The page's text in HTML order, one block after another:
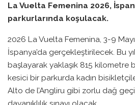
La Vuelta Femenina 2026,
parkurlarında koşulacak.
2026 La Vuelta Femenina, 3-9
İspanya’da gerçekleştirilecek. Bu
başlayarak yaklaşık 815 kilometre
kesici bir parkurda kadın
Alto de l’Angliru gibi zorlu dağ
dayanıklılık sınavı olacak.